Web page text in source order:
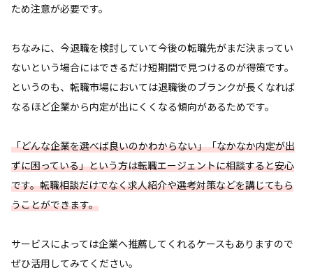
ため注意が必要です。
ちなみに、今退職を検討していて今後の転職先がまだ決まってい
ないという場合にはできるだけ短期間で見つけるのが得策です。
というのも、転職市場においては退職後のブランクが長くなれば
なるほど企業から内定が出にくくなる傾向があるためです。
「どんな企業を選べば良いのかわからない」「なかなか内定が出
ずに困っている」という方は転職エージェントに相談すると安心
です。転職相談だけでなく求人紹介や選考対策などを講じてもら
うことができます。
サービスによっては企業へ推薦してくれるケースもありますので
ぜひ活用してみてください。